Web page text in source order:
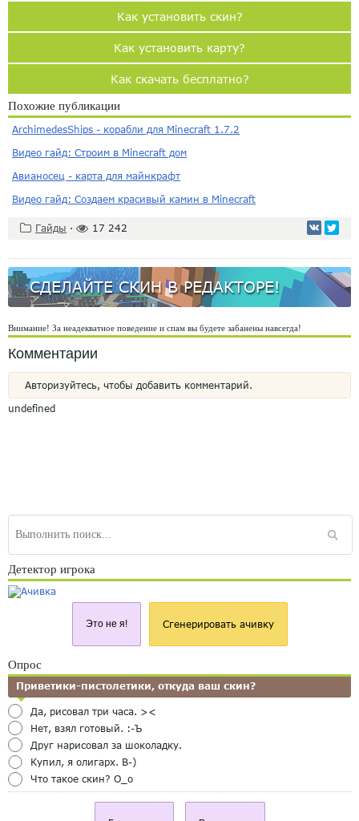
Как установить скин?
Как установить карту?
Как скачать бесплатно?
Похожие публикации
ArchimedesShips - корабли для Minecraft 1.7.2
Видео гайд: Строим в Minecraft дом
Авианосец - карта для майнкрафт
Видео гайд: Создаем красивый камин в Minecraft
Гайды · 17 242
СДЕЛАЙТЕ СКИН В РЕДАКТОРЕ!
Внимание! За неадекватное поведение и спам вы будете забанены навсегда!
Комментарии
Авторизуйтесь, чтобы добавить комментарий.
undefined
Детектор игрока
Это не я! Сгенерировать ачивку
Опрос
Приветики-пистолетики, откуда ваш скин?
Да, рисовал три часа. ><
Нет, взял готовый. :-Ъ
Друг нарисовал за шоколадку.
Купил, я олигарх. B-)
Что такое скин? O_o